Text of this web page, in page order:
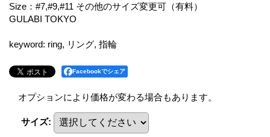
Size：#7,#9,#11 その他のサイズ変更可（有料）
GULABI TOKYO
keyword: ring, リング, 指輪
Facebookでシェア
オプションにより価格が変わる場合もあります。
サイズ: